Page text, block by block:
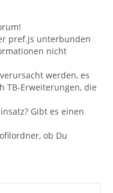
pref.js unterbunden
nicht
werden, es
TB-Erweiterungen, die
Gibt es einen
ob Du